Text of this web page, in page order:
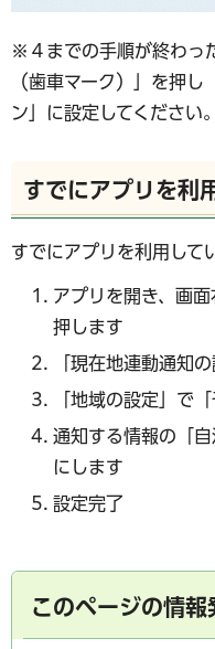
※４までの手順が終わっ
（歯車マーク）」を押
ン」に設定してください。
すでにアプリを利
すでにアプリを利用して
アプリを開き、画
押します
「現在地連動通知
「地域の設定」で
通知する情報の「
にします
設定完了
このページの情報